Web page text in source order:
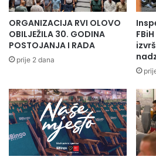
2.DV 10 kV Kladanj
Naselja: Majna , Bjeliš , Paklenik
Tunel Karaula .,
od 09:00 do 15:00 sati
Za sve informacije kupci se
odnose sa javnošću i
ORGANIZACIJA RVI OLOVO
OBILJEŽILA 30. GODINA
POSTOJANJA I RADA
prije 2 dana